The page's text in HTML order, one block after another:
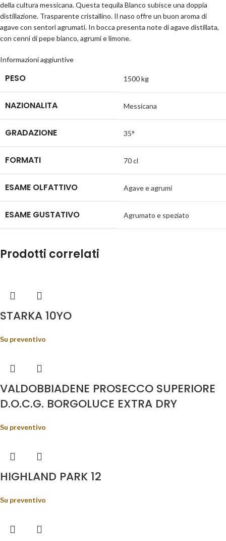
della cultura messicana. Questa tequila Blanco subisce una doppia
distillazione. Trasparente cristallino. Il naso offre un buon aroma di
agave con sentori agrumati. In bocca presenta note di agave distillata,
con cenni di pepe bianco, agrumi e limone.
Informazioni aggiuntive
PESO 1500 kg
NAZIONALITA Messicana
GRADAZIONE 35°
FORMATI 70 cl
ESAME OLFATTIVO Agave e agrumi
ESAME GUSTATIVO Agrumato e speziato
Prodotti correlati
STARKA 10YO
Su preventivo
VALDOBBIADENE PROSECCO SUPERIORE
D.O.C.G. BORGOLUCE EXTRA DRY
Su preventivo
HIGHLAND PARK 12
Su preventivo